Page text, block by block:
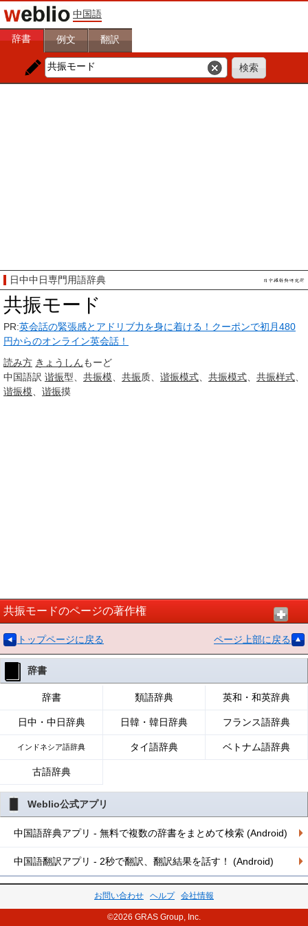
中国語
辞書 例文 翻訳
日中中日専門用語辞典
共振モード
PR:英会話の緊張感とアドリブ力を身に着ける！クーポンで初月480
円からのオンライン英会話！
読み方 きょうしんもーど
中国語訳 谐振型、 共振模 共振质、 谐振模式 共振模式 共振样式
谐振模 谐振摸
共振モードのページの著作権
トップページに戻る ページ上部に戻る
辞書
辞書 類語辞典 英和・和英辞典
日中・中日辞典 日韓・韓日辞典 フランス語辞典
インドネシア語辞典 タイ語辞典 ベトナム語辞典
古語辞典
Weblio公式アプリ
中国語辞典アプリ - 無料で複数の辞書をまとめて検索 (Android)
中国語翻訳アプリ - 2秒で翻訳、翻訳結果を話す！ (Android)
お問い合わせ ヘルプ 会社情報
©2026 GRAS Group, Inc.